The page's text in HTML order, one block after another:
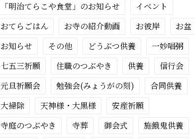
「明治てらこや食堂」のお知らせ
イベント
おてらごはん
お寺の紹介動画 お彼岸
お盆
お知らせ
その他 どうぶつ供養
一妙唱粥
七五三祈願
住職のつぶやき 供養
信行会
元旦祈願会
勉強会(みょうがの刻)
合同供養
大掃除
天神様・大黒様
安産祈願
寺庭のつぶやき
寺葬 御会式
施餓鬼供養